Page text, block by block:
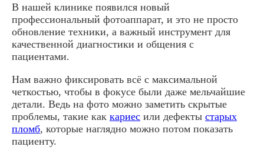
В нашей клинике появился новый
профессиональный фотоаппарат, и это не просто
обновление техники, а важный инструмент для
качественной диагностики и общения с
пациентами.
Нам важно фиксировать всё с максимальной
четкостью, чтобы в фокусе были даже мельчайшие
детали. Ведь на фото можно заметить скрытые
проблемы, такие как кариес или дефекты старых
пломб, которые наглядно можно потом показать
пациенту.